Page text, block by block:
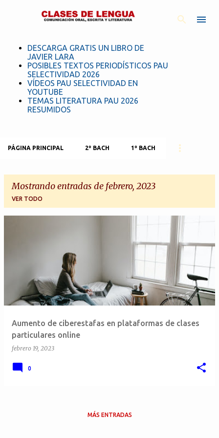
Ir al contenido principal
DESCARGA GRATIS UN LIBRO DE
JAVIER LARA
POSIBLES TEXTOS PERIODÍSTICOS PAU
SELECTIVIDAD 2026
VÍDEOS PAU SELECTIVIDAD EN
YOUTUBE
TEMAS LITERATURA PAU 2026
RESUMIDOS
PÁGINA PRINCIPAL 2º BACH 1º BACH
Mostrando entradas de febrero, 2023
VER TODO
Aumento de ciberestafas en plataformas de clases
particulares online
febrero 19, 2023
0
MÁS ENTRADAS